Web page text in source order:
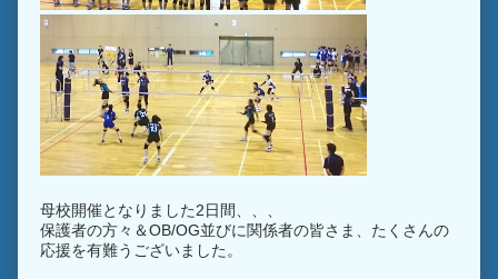
母校開催となりました2日間、、、
保護者の方々＆OB/OG並びに関係者の皆さま、たくさんの
応援を有難うございました。